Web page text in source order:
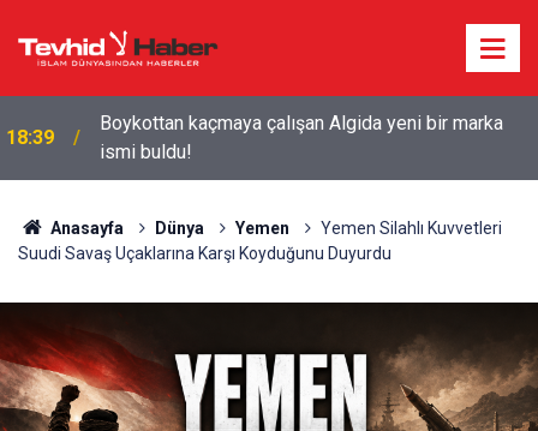
18:39
Boykottan kaçmaya çalışan Algida yeni bir marka
ismi buldu!
Anasayfa Dünya Yemen
Yemen Silahlı Kuvvetleri
Suudi Savaş Uçaklarına Karşı Koyduğunu Duyurdu